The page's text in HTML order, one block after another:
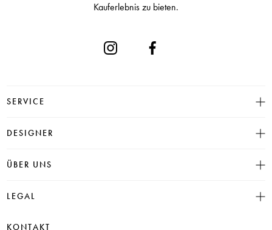
Kauferlebnis zu bieten.
SERVICE
Größentabelle
Häufige Fragen
Rücksendung
DESIGNER
INSIEME
JUVIA
ÜBER UNS
Historie
LEGAL
Impressum
KONTAKT